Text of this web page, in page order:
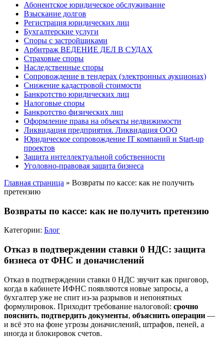
Абонентское юридическое обслуживание
Взыскание долгов
Регистрация юридических лиц
Бухгалтерские услуги
Споры с застройщиками
Арбитраж ВЕДЕНИЕ ДЕЛ В СУДАХ
Страховые споры
Наследственные споры
Сопровождение в тендерах (электронных аукционах)
Снижение кадастровой стоимости
Банкротство юридических лиц
Налоговые споры
Банкротство физических лиц
Оформление права на объекты недвижимости
Ликвидация предприятия. Ликвидация ООО
Юридическое сопровождение IT компаний и Start-up
проектов
Защита интеллектуальной собственности
Уголовно-правовая защита бизнеса
Главная страница » Возвраты по кассе: как не получить
претензию
Возвраты по кассе: как не получить претензию
Категории: Блог
Отказ в подтверждении ставки 0 НДС: защита
бизнеса от ФНС и доначислений
Отказ в подтверждении ставки 0 НДС звучит как приговор,
когда в кабинете ИФНС появляются новые запросы, а
бухгалтер уже не спит из‑за разрывов и непонятных
формулировок. Приходит требование налоговой: срочно
пояснить, подтвердить документы, объяснить операции —
и всё это на фоне угрозы доначислений, штрафов, пеней, а
иногда и блокировок счетов.